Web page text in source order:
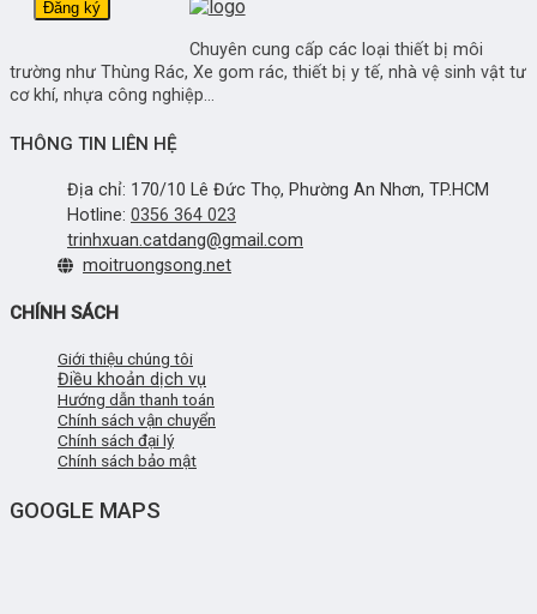
Chuyên cung cấp các loại thiết bị môi
trường như Thùng Rác, Xe gom rác, thiết bị y tế, nhà vệ sinh vật tư
cơ khí, nhựa công nghiệp...
THÔNG TIN LIÊN HỆ
Địa chỉ: 170/10 Lê Đức Thọ, Phường An Nhơn, TP.HCM
Hotline: 0356 364 023
trinhxuan.catdang@gmail.com
moitruongsong.net
CHÍNH SÁCH
Giới thiệu chúng tôi
Điều khoản dịch vụ
Hướng dẫn thanh toán
Chính sách vận chuyển
Chính sách đại lý
Chính sách bảo mật
GOOGLE MAPS